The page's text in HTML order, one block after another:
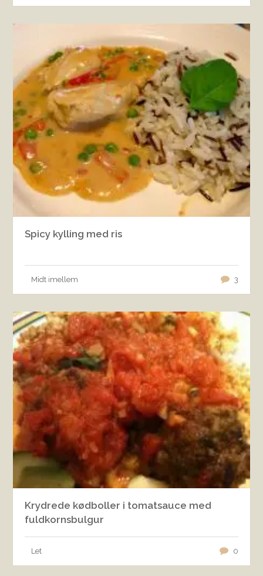
Spicy kylling med ris
Midt imellem 3
Krydrede kødboller i tomatsauce med
fuldkornsbulgur
Let 0